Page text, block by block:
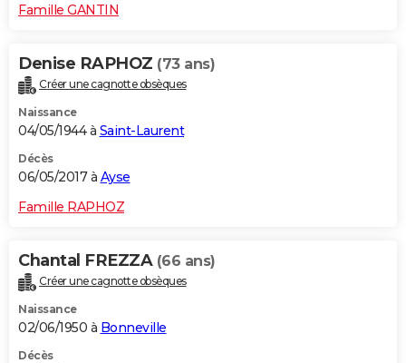
Famille GANTIN
Denise RAPHOZ (73 ans)
Créer une cagnotte obsèques
Naissance
04/05/1944 à Saint-Laurent
Décès
06/05/2017 à Ayse
Famille RAPHOZ
Chantal FREZZA (66 ans)
Créer une cagnotte obsèques
Naissance
02/06/1950 à Bonneville
Décès